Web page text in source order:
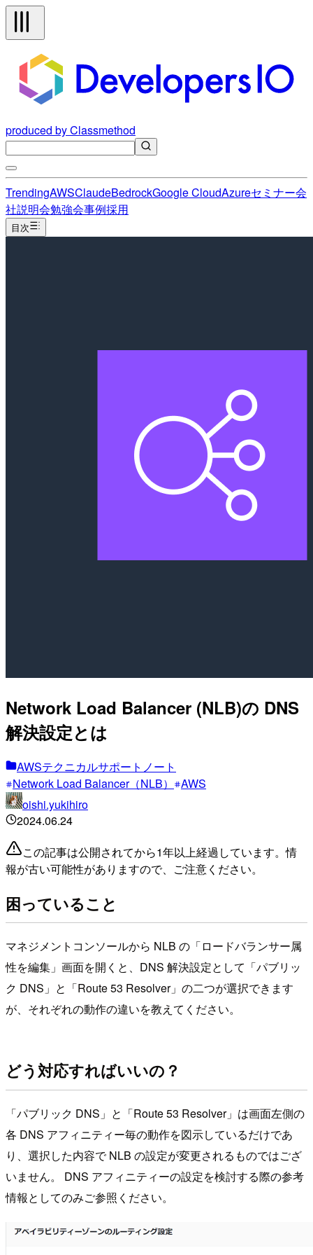
produced by Classmethod
TrendingAWSClaudeBedrockGoogle CloudAzureセミナー会
社説明会勉強会事例採用
目次
Network Load Balancer (NLB)の DNS
解決設定とは
AWSテクニカルサポートノート
Network Load Balancer（NLB）
AWS
oishi.yukihiro
2024.06.24
この記事は公開されてから1年以上経過しています。情
報が古い可能性がありますので、ご注意ください。
困っていること
マネジメントコンソールから NLB の「ロードバランサー属
性を編集」画面を開くと、DNS 解決設定として「パブリッ
ク DNS」と「Route 53 Resolver」の二つが選択できます
が、それぞれの動作の違いを教えてください。
どう対応すればいいの？
「パブリック DNS」と「Route 53 Resolver」は画面左側の
各 DNS アフィニティー毎の動作を図示しているだけであ
り、選択した内容で NLB の設定が変更されるものではござ
いません。 DNS アフィニティーの設定を検討する際の参考
情報としてのみご参照ください。